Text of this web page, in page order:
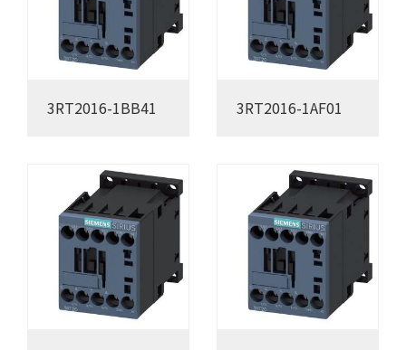
3RT2016-1BB41 3RT2016-1AF01